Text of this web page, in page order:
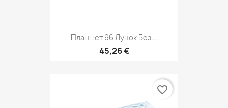
Планшет 96 Лунок Без...
45,26 €
favorite_border